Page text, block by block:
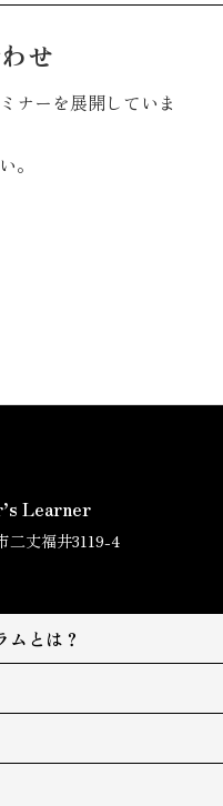
せ
ナーを展開していま
。
Learner
二丈福井3119-4
ムとは？